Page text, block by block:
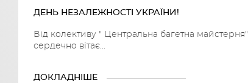
ДЕНЬ НЕЗАЛЕЖНОСТІ УКРАЇНИ!
Від колективу " Центральна багетна майстерня"
сердечно вітає...
ДОКЛАДНІШЕ